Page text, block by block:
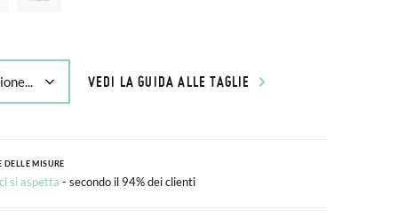
VEDI LA GUIDA ALLE TAGLIE
DELLE MISURE
si aspetta - secondo il 94% dei clienti